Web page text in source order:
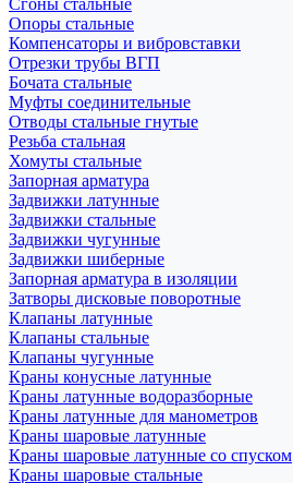
Сгоны стальные
Опоры стальные
Компенсаторы и вибровставки
Отрезки трубы ВГП
Бочата стальные
Муфты соединительные
Отводы стальные гнутые
Резьба стальная
Хомуты стальные
Запорная арматура
Задвижки латунные
Задвижки стальные
Задвижки чугунные
Задвижки шиберные
Запорная арматура в изоляции
Затворы дисковые поворотные
Клапаны латунные
Клапаны стальные
Клапаны чугунные
Краны конусные латунные
Краны латунные водоразборные
Краны латунные для манометров
Краны шаровые латунные
Краны шаровые латунные со спуском
Краны шаровые стальные